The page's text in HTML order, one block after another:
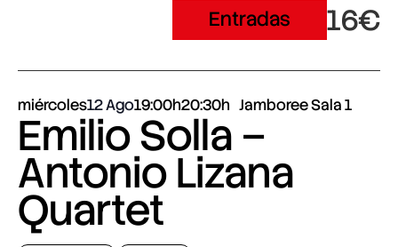
Entradas 16€
miércoles12 Ago19:00h20:30h Jamboree Sala 1
Emilio Solla –
Antonio Lizana
Quartet